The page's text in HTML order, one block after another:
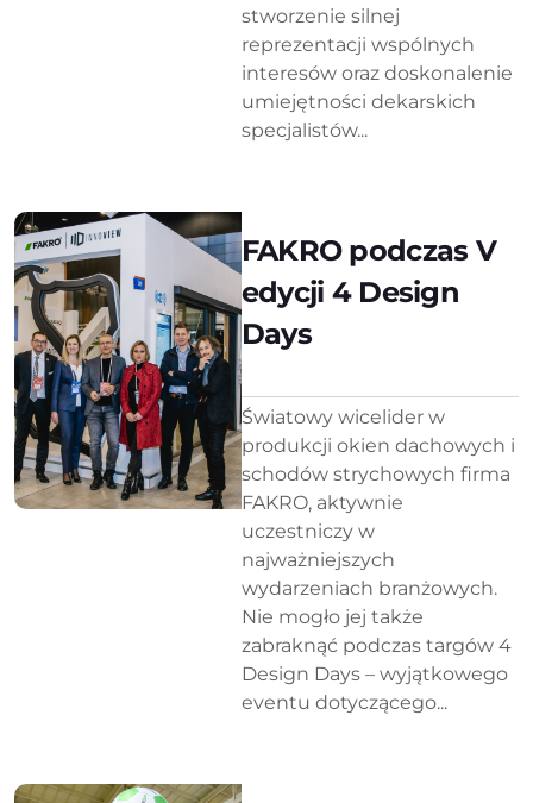
stworzenie silnej
reprezentacji wspólnych
interesów oraz doskonalenie
umiejętności dekarskich
specjalistów...
FAKRO podczas V
edycji 4 Design
Days
Światowy wicelider w
produkcji okien dachowych i
schodów strychowych firma
FAKRO, aktywnie
uczestniczy w
najważniejszych
wydarzeniach branżowych.
Nie mogło jej także
zabraknąć podczas targów 4
Design Days – wyjątkowego
eventu dotyczącego...